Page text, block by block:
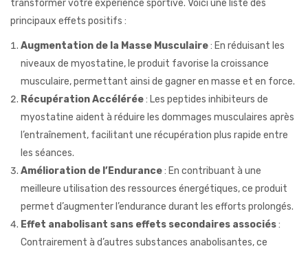
transformer votre expérience sportive. Voici une liste des
principaux effets positifs :
Augmentation de la Masse Musculaire: En réduisant les
niveaux de myostatine, le produit favorise la croissance
musculaire, permettant ainsi de gagner en masse et en force.
Récupération Accélérée: Les peptides inhibiteurs de
myostatine aident à réduire les dommages musculaires après
l’entraînement, facilitant une récupération plus rapide entre
les séances.
Amélioration de l’Endurance: En contribuant à une
meilleure utilisation des ressources énergétiques, ce produit
permet d’augmenter l’endurance durant les efforts prolongés.
Effet anabolisant sans effets secondaires associés:
Contrairement à d’autres substances anabolisantes, ce